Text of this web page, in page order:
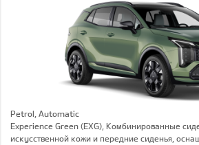
Petrol, Automatic
Experience Green (EXG), Комбинированные
искусственной кожи и передние сиденья,